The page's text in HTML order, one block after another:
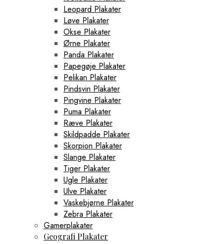
Leopard Plakater
Løve Plakater
Okse Plakater
Ørne Plakater
Panda Plakater
Papegøje Plakater
Pelikan Plakater
Pindsvin Plakater
Pingvine Plakater
Puma Plakater
Ræve Plakater
Skildpadde Plakater
Skorpion Plakater
Slange Plakater
Tiger Plakater
Ugle Plakater
Ulve Plakater
Vaskebjørne Plakater
Zebra Plakater
Gamerplakater
Geografi Plakater